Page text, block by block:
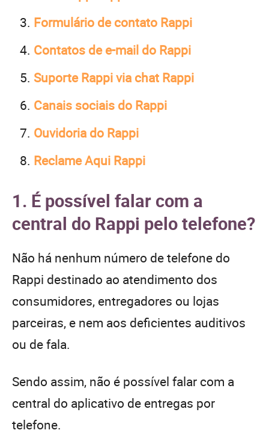
Formulário de contato Rappi
Contatos de e-mail do Rappi
Suporte Rappi via chat Rappi
Canais sociais do Rappi
Ouvidoria do Rappi
Reclame Aqui Rappi
1. É possível falar com a
central do Rappi pelo telefone?
Não há nenhum número de telefone do
Rappi destinado ao atendimento dos
consumidores, entregadores ou lojas
parceiras, e nem aos deficientes auditivos
ou de fala.
Sendo assim, não é possível falar com a
central do aplicativo de entregas por
telefone.